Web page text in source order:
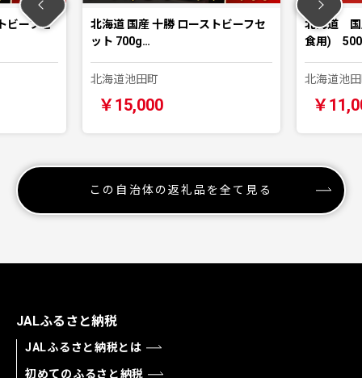
北海道 国産 十勝 ローストビーフセ
北海道池田町
￥15,000
北海道 国産ドナルド
食用) 500g …
北海道池田町
￥11,000
この自治体の返礼品を全て見る
JALふるさと納税
JALふるさと納税とは
初めてのふるさと納税